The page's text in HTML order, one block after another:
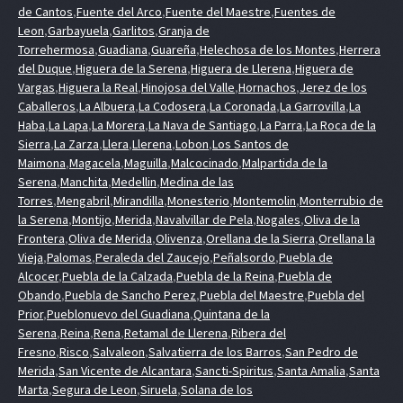
de Cantos,Fuente del Arco,Fuente del Maestre,Fuentes de
Leon,Garbayuela,Garlitos,Granja de
Torrehermosa,Guadiana,Guareña,Helechosa de los Montes,Herrera
del Duque,Higuera de la Serena,Higuera de Llerena,Higuera de
Vargas,Higuera la Real,Hinojosa del Valle,Hornachos,Jerez de los
Caballeros,La Albuera,La Codosera,La Coronada,La Garrovilla,La
Haba,La Lapa,La Morera,La Nava de Santiago,La Parra,La Roca de la
Sierra,La Zarza,Llera,Llerena,Lobon,Los Santos de
Maimona,Magacela,Maguilla,Malcocinado,Malpartida de la
Serena,Manchita,Medellin,Medina de las
Torres,Mengabril,Mirandilla,Monesterio,Montemolin,Monterrubio de
la Serena,Montijo,Merida,Navalvillar de Pela,Nogales,Oliva de la
Frontera,Oliva de Merida,Olivenza,Orellana de la Sierra,Orellana la
Vieja,Palomas,Peraleda del Zaucejo,Peñalsordo,Puebla de
Alcocer,Puebla de la Calzada,Puebla de la Reina,Puebla de
Obando,Puebla de Sancho Perez,Puebla del Maestre,Puebla del
Prior,Pueblonuevo del Guadiana,Quintana de la
Serena,Reina,Rena,Retamal de Llerena,Ribera del
Fresno,Risco,Salvaleon,Salvatierra de los Barros,San Pedro de
Merida,San Vicente de Alcantara,Sancti-Spiritus,Santa Amalia,Santa
Marta,Segura de Leon,Siruela,Solana de los